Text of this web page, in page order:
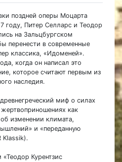
поздней оперы Моцарта
году, Питер Селларс и Теодор
на Зальцбургском
перенести в современные
классика, «Идоменей».
когда он написал это
которое считают первым из
наследия.
миф о силах
как
изменении климата,
и «переданную
Klassik).
Курентзис